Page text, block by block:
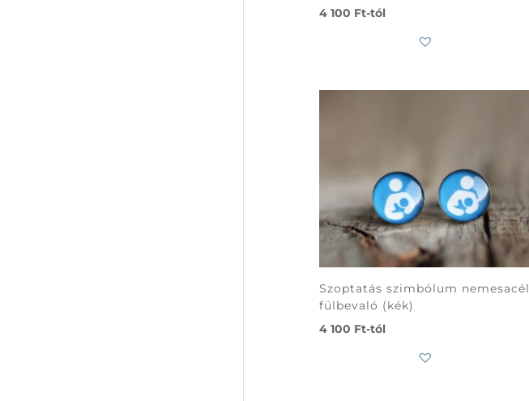
4 100 Ft-tól
Szoptatás szimbólum nemesacél
fülbevaló (kék)
4 100 Ft-tól